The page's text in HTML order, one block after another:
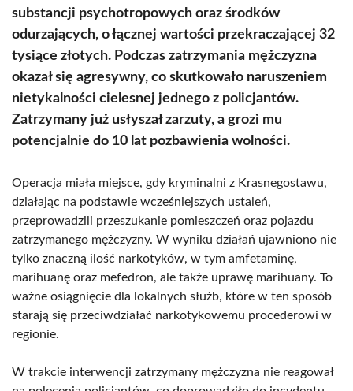
substancji psychotropowych oraz środków
odurzających, o łącznej wartości przekraczającej 32
tysiące złotych. Podczas zatrzymania mężczyzna
okazał się agresywny, co skutkowało naruszeniem
nietykalności cielesnej jednego z policjantów.
Zatrzymany już usłyszał zarzuty, a grozi mu
potencjalnie do 10 lat pozbawienia wolności.
Operacja miała miejsce, gdy kryminalni z Krasnegostawu,
działając na podstawie wcześniejszych ustaleń,
przeprowadzili przeszukanie pomieszczeń oraz pojazdu
zatrzymanego mężczyzny. W wyniku działań ujawniono nie
tylko znaczną ilość narkotyków, w tym amfetaminę,
marihuanę oraz mefedron, ale także uprawę marihuany. To
ważne osiągnięcie dla lokalnych służb, które w ten sposób
starają się przeciwdziałać narkotykowemu procederowi w
regionie.
W trakcie interwencji zatrzymany mężczyzna nie reagował